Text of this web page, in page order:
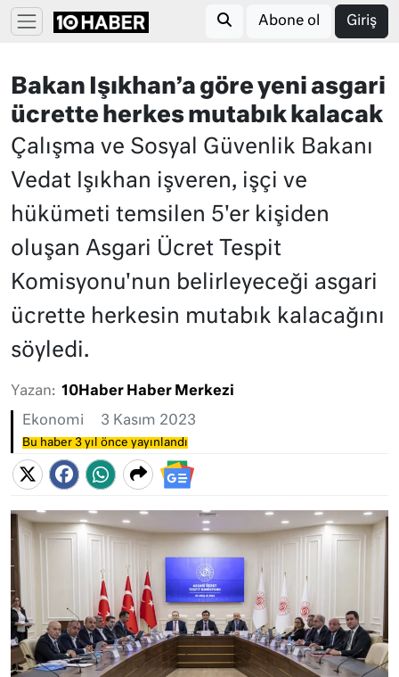
Abone ol Giriş
Bakan Işıkhan’a göre yeni asgari
ücrette herkes mutabık kalacak
Çalışma ve Sosyal Güvenlik Bakanı
Vedat Işıkhan işveren, işçi ve
hükümeti temsilen 5'er kişiden
oluşan Asgari Ücret Tespit
Komisyonu'nun belirleyeceği asgari
ücrette herkesin mutabık kalacağını
söyledi.
Yazan: 10Haber Haber Merkezi
Ekonomi 3 Kasım 2023
Bu haber 3 yıl önce yayınlandı